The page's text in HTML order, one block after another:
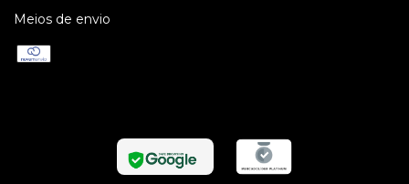
Meios de envio